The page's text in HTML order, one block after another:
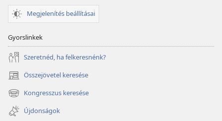
Megjelenítés beállításai
Gyorslinkek
Szeretnéd, ha felkeresnénk?
Összejövetel keresése
(opens
new
window)
Kongresszus keresése
(opens
new
window)
Újdonságok